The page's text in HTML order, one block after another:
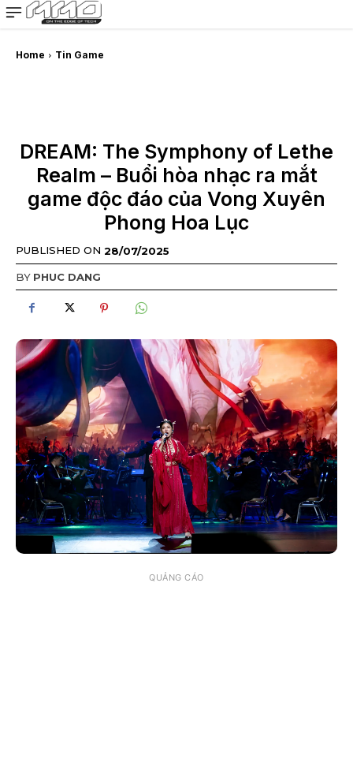
MMOSITE - Thông tin công nghệ
Bài viết nổi bật
Home Tin Game
DREAM: The Symphony of Lethe
Realm – Buổi hòa nhạc ra mắt
game độc đáo của Vong Xuyên
Phong Hoa Lục
PUBLISHED ON 28/07/2025
BY PHUC DANG
QUẢNG CÁO